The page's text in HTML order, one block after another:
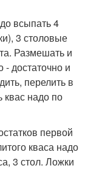
всыпать 4
3 столовые
Размешать и
- достаточно и
перелить в
квас надо по
первой
кваса надо
3 стол. Ложки